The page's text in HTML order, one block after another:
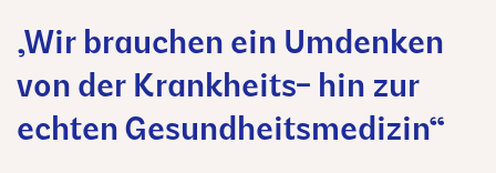
„Wir brauchen ein Umdenken
von der Krankheits- hin zur
echten Gesundheitsmedizin“